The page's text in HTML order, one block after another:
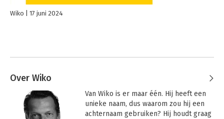
Wiko 17 juni 2024
Over Wiko
Van Wiko is er maar één. Hij heeft een
unieke naam, dus waarom zou hij een
achternaam gebruiken? Hij houdt graag